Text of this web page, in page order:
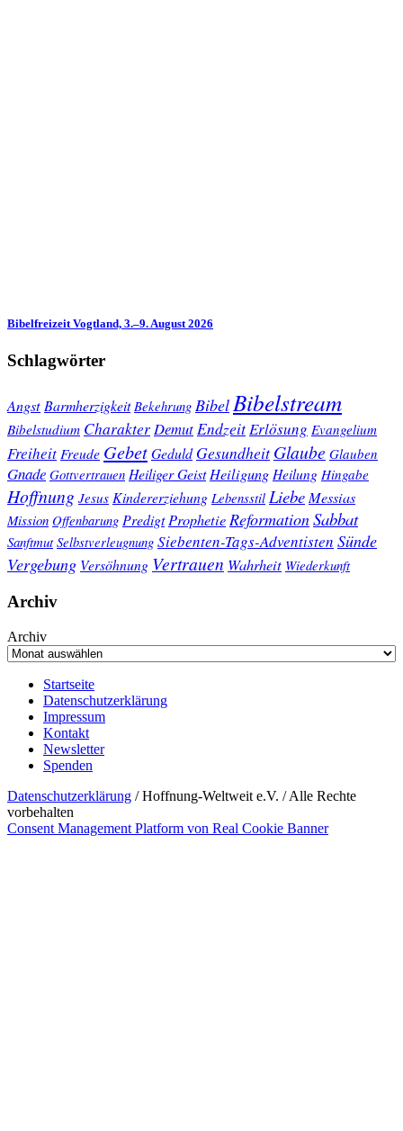
Bibelfreizeit Vogtland, 3.–9. August 2026
Schlagwörter
AngstBarmherzigkeit Bekehrung BibelBibelstream
Bibelstudium CharakterDemutEndzeitErlösung Evangelium
FreiheitFreude GebetGeduld Gesundheit Glaube Glauben
Gnade Gottvertrauen Heiliger GeistHeiligungHeilung Hingabe
Hoffnung Jesus Kindererziehung Lebensstil LiebeMessias
Mission Offenbarung PredigtProphetieReformationSabbat
Sanftmut Selbstverleugnung Siebenten-Tags-Adventisten Sünde
Vergebung Versöhnung Vertrauen Wahrheit Wiederkunft
Archiv
Archiv
Startseite
Datenschutzerklärung
Impressum
Kontakt
Newsletter
Spenden
Datenschutzerklärung / Hoffnung-Weltweit e.V. / Alle Rechte
vorbehalten
Consent Management Platform von Real Cookie Banner